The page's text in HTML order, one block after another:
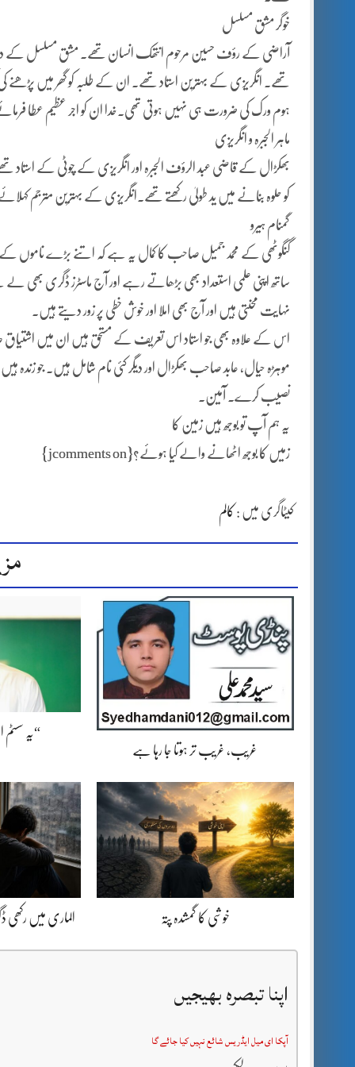
خوگر مشق مسلسل
آراضی کے رؤف حسین مرحوم انتھک انسان تھے۔ مشق مسلسل کے
تھے۔ انگریزی کے بہترین استاد تھے۔ ان کے طلبہ کو گھر میں پڑھنے
ہوم ورک کی ضرورت ہی نہیں ہوتی تھی۔خدا ان کو اجر عظیم عطا
ماہر الجبرہ و انگریزی
بھکڑال کے قاضی عبد الرؤف الجبرہ اور انگریزی کے چوٹی کے استاد
کو حلوہ بنانے میں ید طولیٰ رکھتے تھے۔انگریزی کے بہترین مترجم
گمنام ہیرو
گنگوٹھی کے محمد جمیل صاحب کا کمال یہ ہے کہ اتنے بڑے ناموں
ساتھ اپنی علمی استعداد بھی بڑھاتے رہے اور آج ماسٹرز ڈگری بھی
نہایت محنتی ہیں اور آج بھی املا اور خوش خطی پر زور دیتے ہیں۔
اس کے علاوہ بھی جو استاد اس تعریف کے مستحق ہیں ان میں
موہڑہ حیال، عابد صاحب بھکڑال اور دیگر کئی نام شامل ہیں۔ جو زندہ
نصیب کرے۔ آمین۔
یہ ہم آپ تو بوجھ ہیں زمین کا
زمیں کا بوجھ اٹھانے والے کیا ہوئے؟{jcomments on}
کیٹاگری میں : کالم
غریب، غریب تر ہوتا جا رہا ہے
“یہ
خوشی کا گمشدہ پتہ الماری میں
اپنا تبصرہ بھیجیں
آپکا ای میل ایڈریس شائع نہیں کیا جائے گا